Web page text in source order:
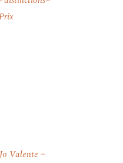
Valente